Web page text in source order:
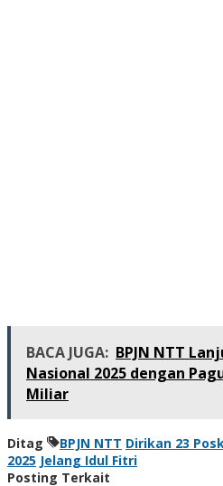
BACA JUGA: BPJN NTT
Nasional 2025 dengan
Miliar
Ditag BPJN NTT Dirikan 23
2025 Jelang Idul Fitri
Posting Terkait